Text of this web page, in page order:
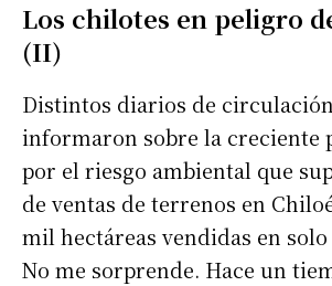
Los chilotes en peligro
(II)
Distintos diarios de
informaron sobre la creciente
por el riesgo ambiental que
de ventas de terrenos en
mil hectáreas vendidas en
No me sorprende. Hace un